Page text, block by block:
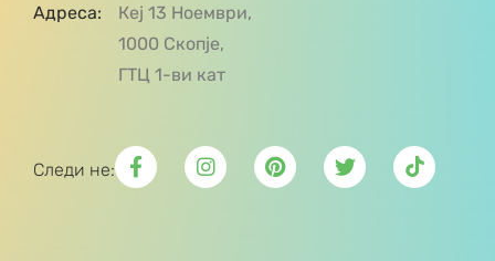
Адреса:
Кеј 13 Ноември,
1000 Скопје,
ГТЦ 1-ви кат
Следи не: